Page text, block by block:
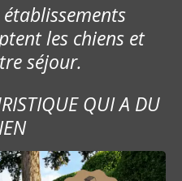
établissements
les chiens et
séjour.
QUI A DU